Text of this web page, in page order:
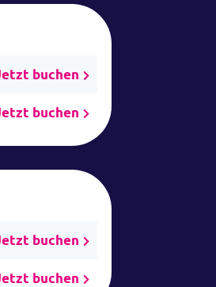
buchen
buchen
buchen
buchen